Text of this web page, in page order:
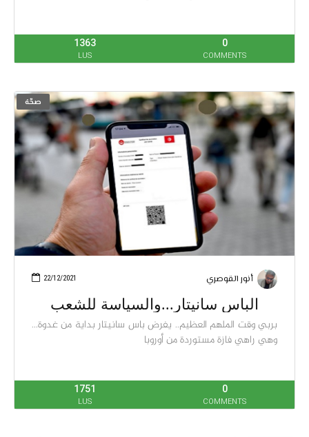
1363
LUS
0
COMMENTS
صحّة
22/12/2021 أنور القوصري
الباس سانيتار...والسياسة للشعب
بربي وقت الملهم العظيم.. يفرض باس سانيتار بداية من غدوة...
وهي راهي فازة مستوردة من أوروبا
1751
LUS
0
COMMENTS